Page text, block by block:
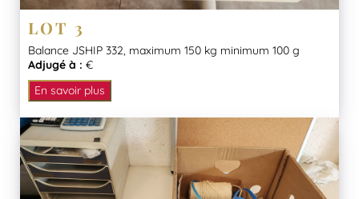
LOT 3
Balance JSHIP 332, maximum 150 kg minimum 100 g
Adjugé à : €
En savoir plus